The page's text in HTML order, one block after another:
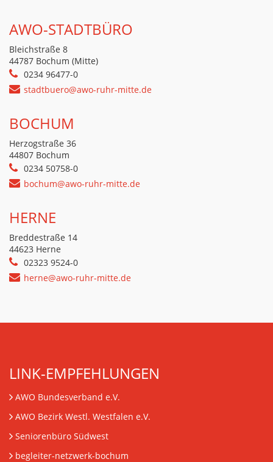
AWO-STADTBÜRO
Bleichstraße 8
44787 Bochum (Mitte)
0234 96477-0
stadtbuero@awo-ruhr-mitte.de
BOCHUM
Herzogstraße 36
44807 Bochum
0234 50758-0
bochum@awo-ruhr-mitte.de
HERNE
Breddestraße 14
44623 Herne
02323 9524-0
herne@awo-ruhr-mitte.de
LINK-EMPFEHLUNGEN
AWO Bundesverband e.V.
AWO Bezirk Westl. Westfalen e.V.
Seniorenbüro Südwest
begleiter-netzwerk-bochum